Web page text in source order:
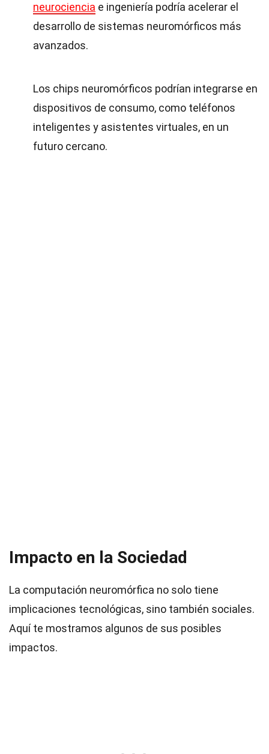
neurociencia e ingeniería podría acelerar el
desarrollo de sistemas neuromórficos más
avanzados.
Los chips neuromórficos podrían integrarse en
dispositivos de consumo, como teléfonos
inteligentes y asistentes virtuales, en un
futuro cercano.
Impacto en la Sociedad
La computación neuromórfica no solo tiene
implicaciones tecnológicas, sino también sociales.
Aquí te mostramos algunos de sus posibles
impactos.